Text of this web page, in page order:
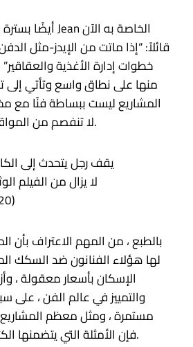
قائلاً: “إذا ماتت من الإيدز-مثل
خطوات إدارة الأغذية
منها على نطاق واسع وتأتي إلى
المشاريع ليست ببساطة فنًا مع
لا تنفصم من المواقف التي يجادلون بها.
لا يزال من الفيلم
بالطبع ، من المهم الاعتراف بأن
لها هؤلاء الفنانون ضد السكك
الإسكان بأسعار معقولة ،
والتمييز في عالم الفن ، على
مستمرة ، ومثل معظم المشاريع
فإن الأمثلة التي يتضمنها الكتاب لا تخلو من النقد.